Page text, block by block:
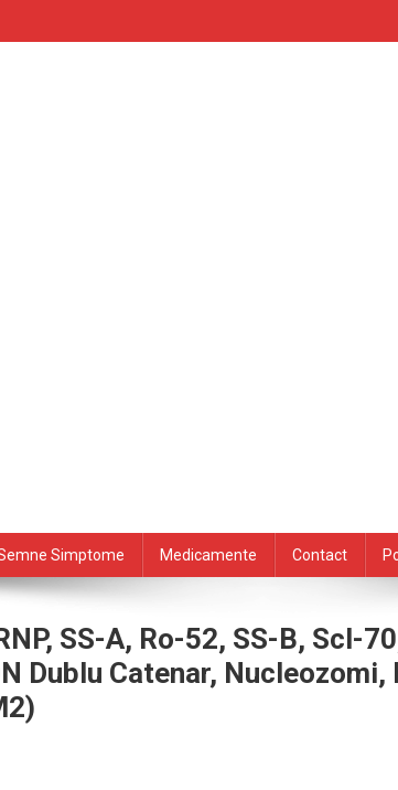
Simptome Medicamente Contact
SS-A, Ro-52, SS-B, Scl-
Dublu Catenar, Nucleozomi,